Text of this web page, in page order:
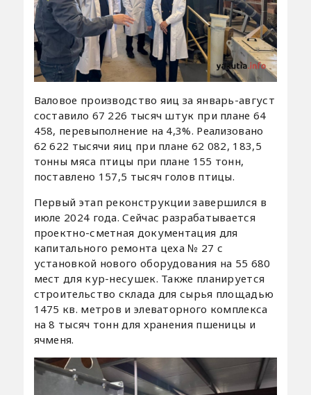
Валовое производство яиц за январь-август
составило 67 226 тысяч штук при плане 64
458, перевыполнение на 4,3%. Реализовано
62 622 тысячи яиц при плане 62 082, 183,5
тонны мяса птицы при плане 155 тонн,
поставлено 157,5 тысяч голов птицы.
Первый этап реконструкции завершился в
июле 2024 года. Сейчас разрабатывается
проектно-сметная документация для
капитального ремонта цеха № 27 с
установкой нового оборудования на 55 680
мест для кур-несушек. Также планируется
строительство склада для сырья площадью
1475 кв. метров и элеваторного комплекса
на 8 тысяч тонн для хранения пшеницы и
ячменя.